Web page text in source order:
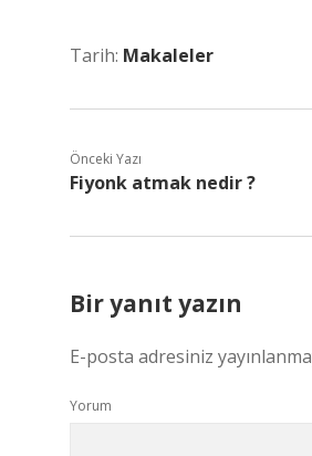
Tarih: Makaleler
Önceki Yazı
Fiyonk atmak nedir ?
Bir yanıt yazın
E-posta adresiniz
Yorum